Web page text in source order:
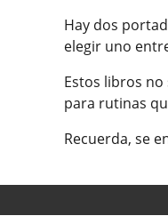
Hay dos
elegir uno
Estos libros
para rutinas
Recuerda, se